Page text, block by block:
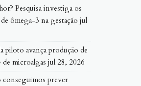
Pesquisa investiga os
ômega-3 na gestação jul
piloto avança produção de
de microalgas jul 28, 2026
conseguimos prever